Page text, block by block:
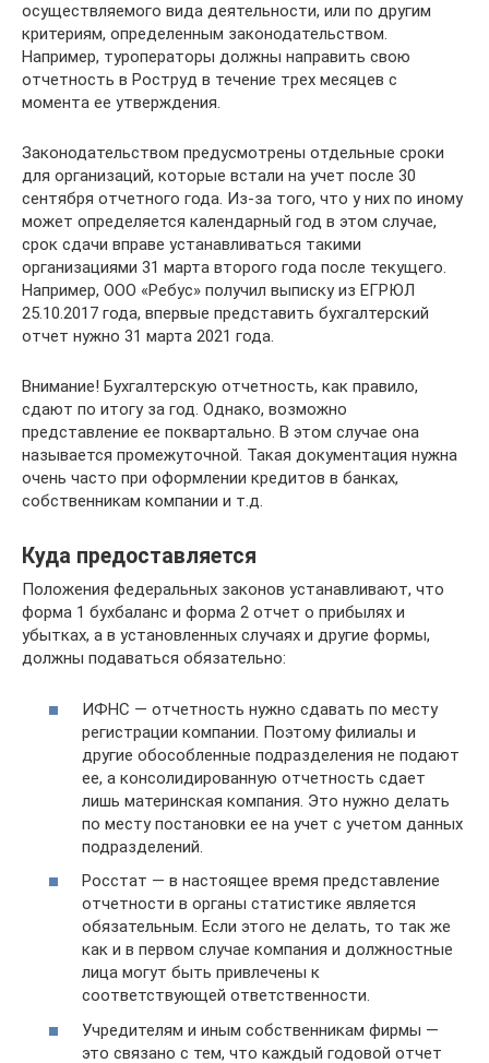
осуществляемого вида деятельности, или по другим
критериям, определенным законодательством.
Например, туроператоры должны направить свою
отчетность в Роструд в течение трех месяцев с
момента ее утверждения.
Законодательством предусмотрены отдельные сроки
для организаций, которые встали на учет после 30
сентября отчетного года. Из-за того, что у них по иному
может определяется календарный год в этом случае,
срок сдачи вправе устанавливаться такими
организациями 31 марта второго года после текущего.
Например, ООО «Ребус» получил выписку из ЕГРЮЛ
25.10.2017 года, впервые представить бухгалтерский
отчет нужно 31 марта 2021 года.
Внимание! Бухгалтерскую отчетность, как правило,
сдают по итогу за год. Однако, возможно
представление ее поквартально. В этом случае она
называется промежуточной. Такая документация нужна
очень часто при оформлении кредитов в банках,
собственникам компании и т.д.
Куда предоставляется
Положения федеральных законов устанавливают, что
форма 1 бухбаланс и форма 2 отчет о прибылях и
убытках, а в установленных случаях и другие формы,
должны подаваться обязательно:
ИФНС — отчетность нужно сдавать по месту
регистрации компании. Поэтому филиалы и
другие обособленные подразделения не подают
ее, а консолидированную отчетность сдает
лишь материнская компания. Это нужно делать
по месту постановки ее на учет с учетом данных
подразделений.
Росстат — в настоящее время представление
отчетности в органы статистике является
обязательным. Если этого не делать, то так же
как и в первом случае компания и должностные
лица могут быть привлечены к
соответствующей ответственности.
Учредителям и иным собственникам фирмы —
это связано с тем, что каждый годовой отчет